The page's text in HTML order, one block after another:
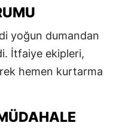
yoğun dumandan
İtfaiye ekipleri,
hemen kurtarma